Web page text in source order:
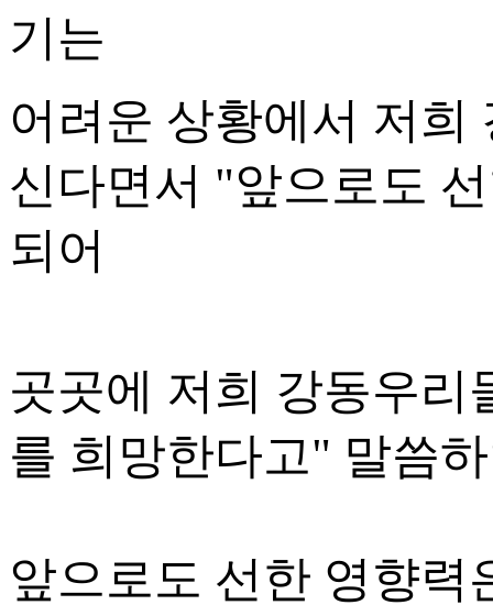
기는
어려운 상황에서 저희
신다면서 "앞으로도
되어
곳곳에 저희 강동우리
를 희망한다고" 말씀
앞으로도 선한 영향력